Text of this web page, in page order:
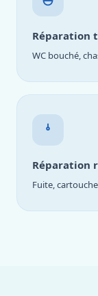
Réparation
WC bouché,
Réparation
Fuite,